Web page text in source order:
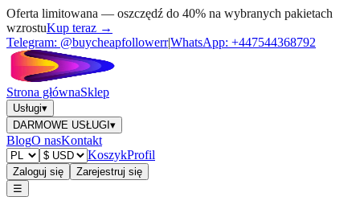
Oferta limitowana — oszczędź do 40% na wybranych pakietach
wzrostuKup teraz →
Telegram: @buycheapfollowerr|WhatsApp: +447544368792
Strona głównaSklep
Usługi▾
DARMOWE USŁUGI ▾
BlogO nasKontakt
KoszykProfil
Zaloguj się
Zarejestruj się
☰